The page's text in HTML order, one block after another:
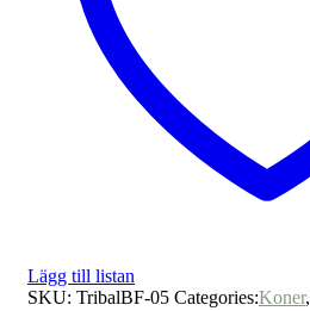
Lägg till listan
SKU: TribalBF-05 Categories:Koner,